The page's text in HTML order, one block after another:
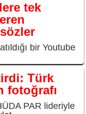
tek
bir Youtube
Türk
fotoğrafı
PAR lideriyle